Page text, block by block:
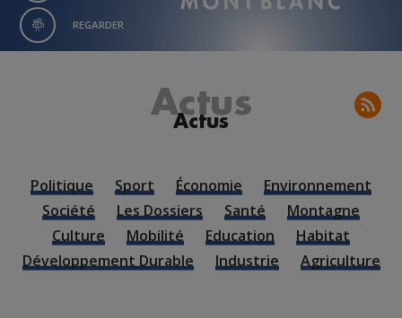
REGARDER
Actus
Actus
Politique Sport Économie
Environnement
Société
Les Dossiers Santé
Montagne
Culture
Mobilité Education
Habitat
Développement Durable
Industrie Agriculture